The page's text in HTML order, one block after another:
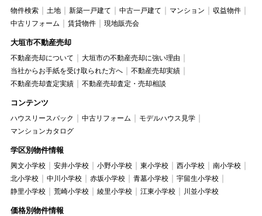
物件検索 土地 新築一戸建て 中古一戸建て マンション
収益物件
中古リフォーム
賃貸物件 現地販売会
大垣市不動産売却
不動産売却について
大垣市の不動産売却に強い理由
当社からお手紙を受け取られた方へ
不動産売却実績
不動産売却査定実績
不動産売却査定・売却相談
コンテンツ
ハウスリースバック 中古リフォーム
モデルハウス見学
マンションカタログ
学区別物件情報
興文小学校 安井小学校 小野小学校 東小学校 西小学校
南小学校
北小学校
中川小学校 赤坂小学校 青墓小学校
宇留生小学校
静里小学校
荒崎小学校 綾里小学校 江東小学校 川並小学校
価格別物件情報